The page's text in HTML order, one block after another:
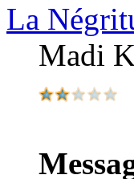
La
Madi